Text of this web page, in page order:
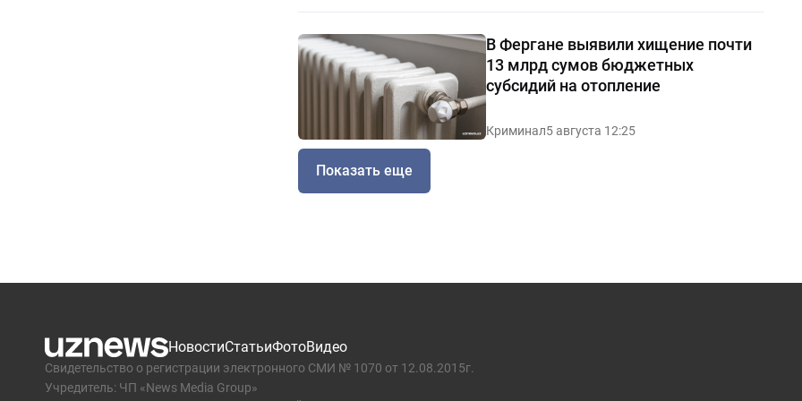
В Фергане выявили хищение почти
13 млрд сумов бюджетных
субсидий на отопление
Криминал5 августа 12:25
Показать еще
НовостиСтатьиФотоВидео
Свидетельство о регистрации электронного СМИ № 1070 от 12.08.2015г.
Учредитель: ЧП «News Media Group»